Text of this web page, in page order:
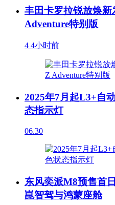
丰田卡罗拉锐放焕
Adventure特别版
4 4小时前
2025年7月起L3+自
态指示灯
06.30
东风奕派M8预售首
崑智驾与鸿蒙座舱